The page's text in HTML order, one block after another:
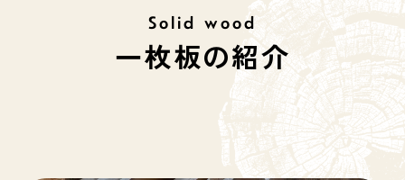
テーブル工房むくの木について
一枚板の紹介
オーダーの流れ
Solid wood
一枚板の紹介